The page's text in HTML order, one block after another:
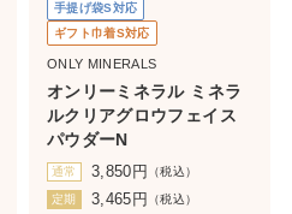
手提げ袋S対応
ギフト巾着S対応
ONLY MINERALS
オンリーミネラル ミネラ
ルクリアグロウフェイス
パウダーN
通常 3,850 円 （税込）
定期 3,465 円 （税込）